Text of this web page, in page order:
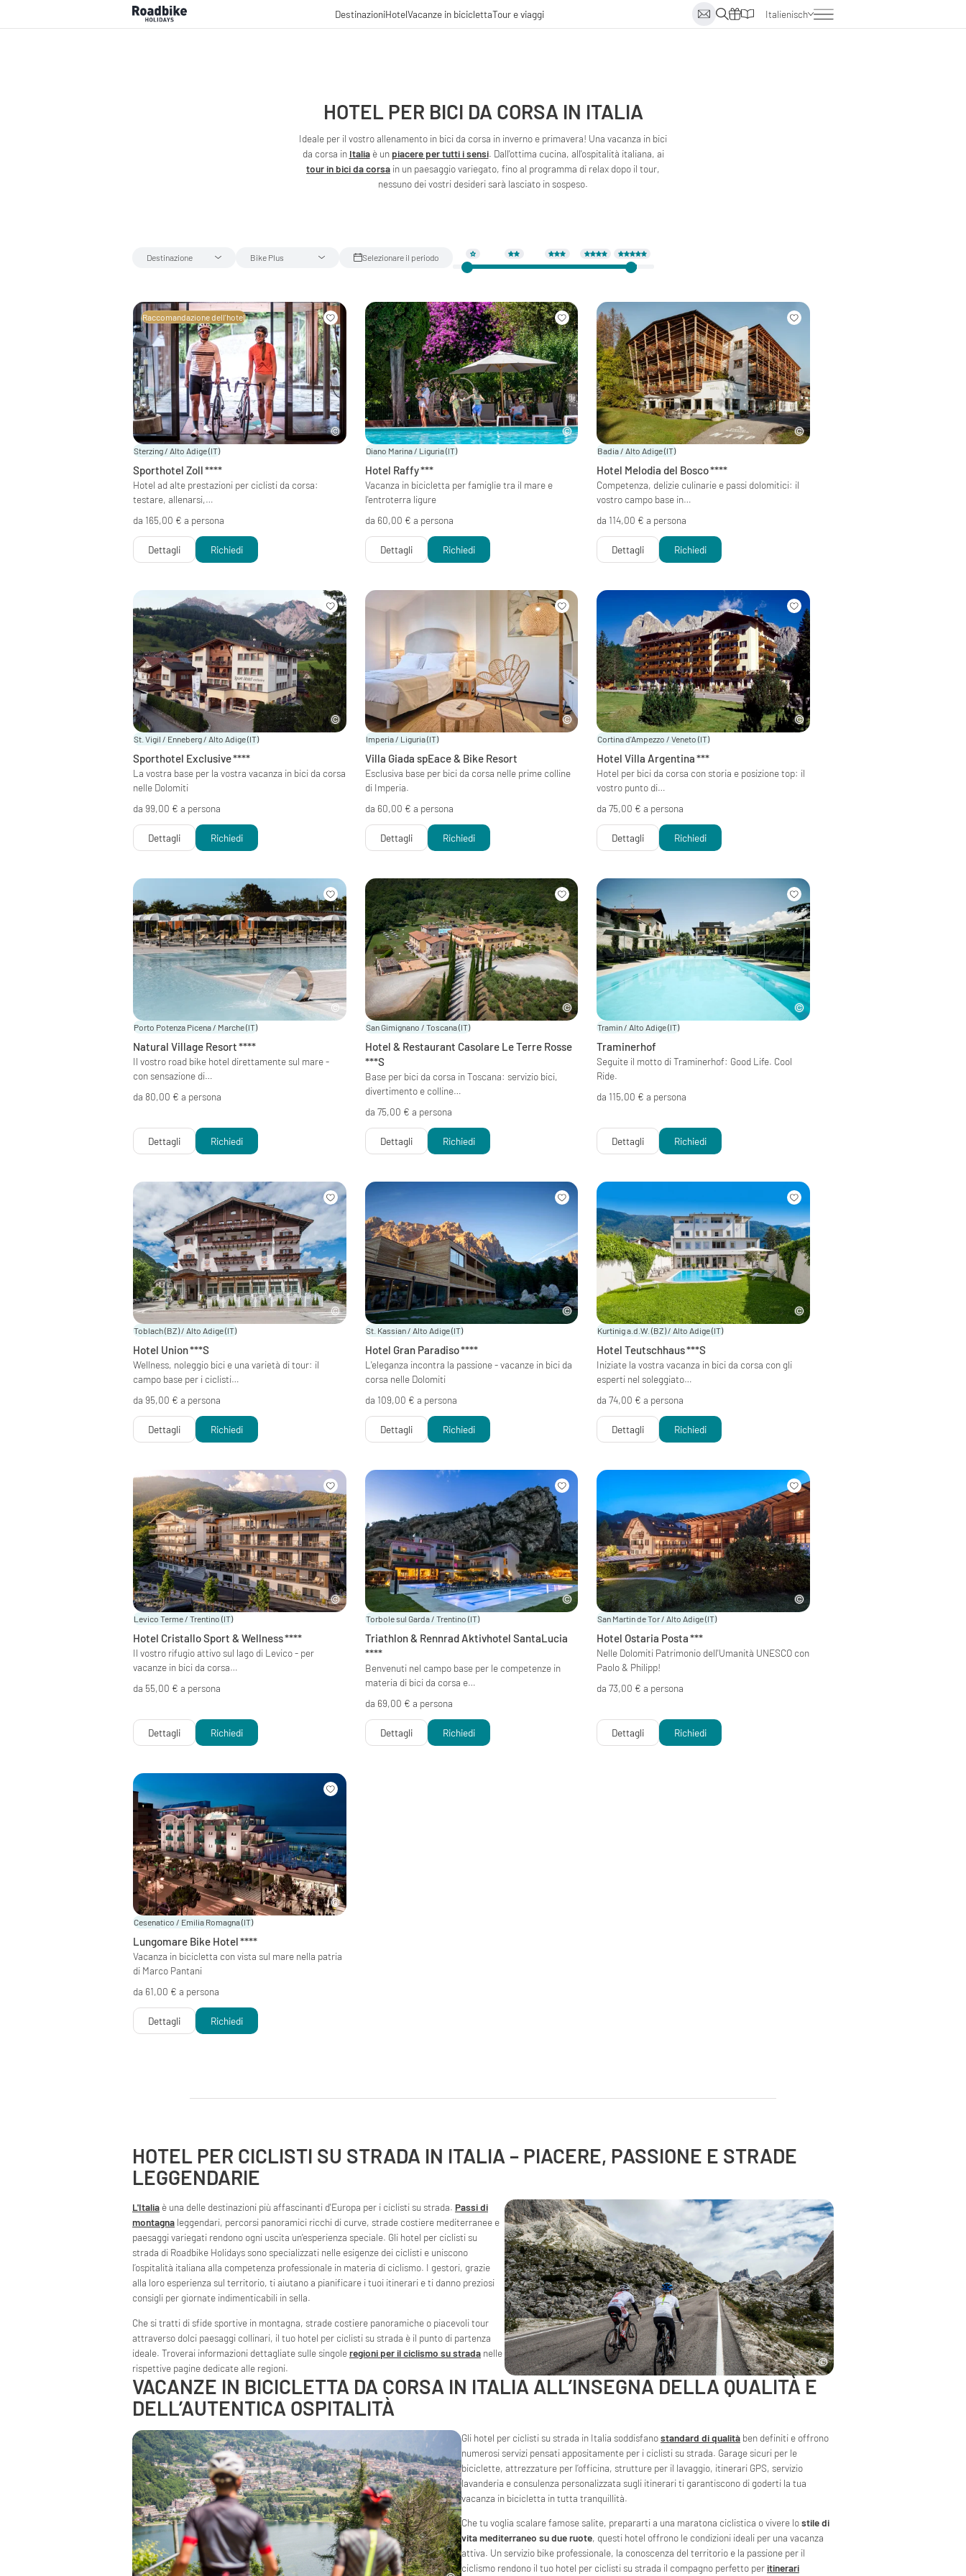
DestinazioniHotelVacanze in biciclettaTour e viaggi Italienisch
Deutsch
HOTEL PER BICI DA CORSA IN ITALIA
Ideale per il vostro allenamento in bici da corsa in inverno e primavera! Una vacanza in bici
da corsa in Italiaè un piacere per tutti i sensi. Dall'ottima cucina, all'ospitalità italiana, ai
tour in bici da corsa in un paesaggio variegato, fino al programma di relax dopo il tour,
nessuno dei vostri desideri sarà lasciato in sospeso.
Destinazione Bike Plus Selezionare il periodo
Raccomandazione dell'hotel
Sterzing / Alto Adige(IT)
Sporthotel Zoll****
Hotel ad alte prestazioni per ciclisti da corsa:
testare, allenarsi,…
da 165,00 € a persona
Dettagli Richiedi
Diano Marina / Liguria(IT)
Hotel Raffy***
Vacanza in bicicletta per famiglie tra il mare e
l'entroterra ligure
da 60,00 € a persona
Dettagli Richiedi
Badia / Alto Adige(IT)
Hotel Melodia del Bosco****
Competenza, delizie culinarie e passi dolomitici: il
vostro campo base in…
da 114,00 € a persona
Dettagli Richiedi
St. Vigil / Enneberg / Alto Adige(IT)
Sporthotel Exclusive****
La vostra base per la vostra vacanza in bici da corsa
nelle Dolomiti
da 99,00 € a persona
Dettagli Richiedi
Imperia / Liguria(IT)
Villa Giada spEace & Bike Resort
Esclusiva base per bici da corsa nelle prime colline
di Imperia.
da 60,00 € a persona
Dettagli Richiedi
Cortina d'Ampezzo / Veneto (IT)
Hotel Villa Argentina***
Hotel per bici da corsa con storia e posizione top: il
vostro punto di…
da 75,00 € a persona
Dettagli Richiedi
Porto Potenza Picena / Marche(IT)
Natural Village Resort****
Il vostro road bike hotel direttamente sul mare -
con sensazione di…
da 80,00 € a persona
Dettagli Richiedi
San Gimignano / Toscana(IT)
Hotel & Restaurant Casolare Le Terre Rosse
***S
Base per bici da corsa in Toscana: servizio bici,
divertimento e colline…
da 75,00 € a persona
Dettagli Richiedi
Tramin / Alto Adige(IT)
Traminerhof
Seguite il motto di Traminerhof: Good Life. Cool
Ride.
da 115,00 € a persona
Dettagli Richiedi
Toblach (BZ) / Alto Adige(IT)
Hotel Union***S
Wellness, noleggio bici e una varietà di tour: il
campo base per i ciclisti…
da 95,00 € a persona
Dettagli Richiedi
St. Kassian / Alto Adige(IT)
Hotel Gran Paradiso****
L'eleganza incontra la passione - vacanze in bici da
corsa nelle Dolomiti
da 109,00 € a persona
Dettagli Richiedi
Kurtinig a.d.W. (BZ) / Alto Adige(IT)
Hotel Teutschhaus***S
Iniziate la vostra vacanza in bici da corsa con gli
esperti nel soleggiato…
da 74,00 € a persona
Dettagli Richiedi
Levico Terme / Trentino (IT)
Hotel Cristallo Sport & Wellness****
Il vostro rifugio attivo sul lago di Levico - per
vacanze in bici da corsa…
da 55,00 € a persona
Dettagli Richiedi
Torbole sul Garda / Trentino (IT)
Triathlon & Rennrad Aktivhotel SantaLucia
****
Benvenuti nel campo base per le competenze in
materia di bici da corsa e…
da 69,00 € a persona
Dettagli Richiedi
San Martin de Tor / Alto Adige(IT)
Hotel Ostaria Posta***
Nelle Dolomiti Patrimonio dell'Umanità UNESCO con
Paolo & Philipp!
da 73,00 € a persona
Dettagli Richiedi
Cesenatico / Emilia Romagna(IT)
Lungomare Bike Hotel****
Vacanza in bicicletta con vista sul mare nella patria
di Marco Pantani
da 61,00 € a persona
Dettagli Richiedi
HOTEL PER CICLISTI SU STRADA IN ITALIA – PIACERE, PASSIONE E STRADE
LEGGENDARIE
L'Italia è una delle destinazioni più affascinanti d'Europa per i ciclisti su strada. Passi di
montagna leggendari, percorsi panoramici ricchi di curve, strade costiere mediterranee e
paesaggi variegati rendono ogni uscita un'esperienza speciale. Gli hotel per ciclisti su
strada di Roadbike Holidays sono specializzati nelle esigenze dei ciclisti e uniscono
l’ospitalità italiana alla competenza professionale in materia di ciclismo. I gestori, grazie
alla loro esperienza sul territorio, ti aiutano a pianificare i tuoi itinerari e ti danno preziosi
consigli per giornate indimenticabili in sella.
Che si tratti di sfide sportive in montagna, strade costiere panoramiche o piacevoli tour
attraverso dolci paesaggi collinari, il tuo hotel per ciclisti su strada è il punto di partenza
ideale. Troverai informazioni dettagliate sulle singoleregioni per il ciclismo su strada nelle
rispettive pagine dedicate alle regioni.
VACANZE IN BICICLETTA DA CORSA IN ITALIA ALL’INSEGNA DELLA QUALITÀ E
DELL’AUTENTICA OSPITALITÀ
Gli hotel per ciclisti su strada in Italia soddisfanostandard di qualità ben definiti e offrono
numerosi servizi pensati appositamente per i ciclisti su strada. Garage sicuri per le
biciclette, attrezzature per l’officina, strutture per il lavaggio, itinerari GPS, servizio
lavanderia e consulenza personalizzata sugli itinerari ti garantiscono di goderti la tua
vacanza in bicicletta in tutta tranquillità.
Che tu voglia scalare famose salite, prepararti a una maratona ciclistica o vivere lostile di
vita mediterraneo su due ruote, questi hotel offrono le condizioni ideali per una vacanza
attiva. Un servizio bike professionale, la conoscenza del territorio e la passione per il
ciclismo rendono il tuo hotel per ciclisti su strada il compagno perfetto peritinerari